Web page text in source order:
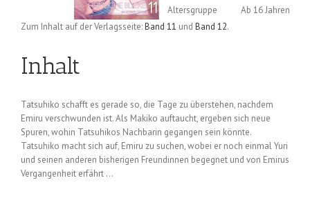
Altersgruppe
Ab 16 Jahren
Zum Inhalt auf der Verlagsseite:Band 11 und Band 12.
Inhalt
Tatsuhiko schafft es gerade so, die Tage zu überstehen, nachdem
Emiru verschwunden ist. Als Makiko auftaucht, ergeben sich neue
Spuren, wohin Tatsuhikos Nachbarin gegangen sein könnte.
Tatsuhiko macht sich auf, Emiru zu suchen, wobei er noch einmal Yuri
und seinen anderen bisherigen Freundinnen begegnet und von Emirus
Vergangenheit erfährt …